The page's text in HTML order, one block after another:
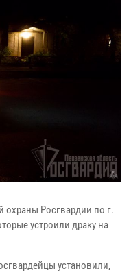
охраны Росгвардии по г.
устроили драку на
установили,